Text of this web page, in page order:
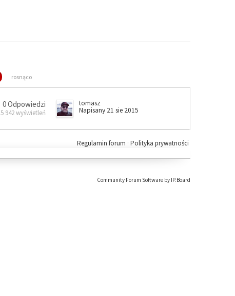
rosnąco
0 Odpowiedzi
5 942 wyświetleń
tomasz
Napisany 21 sie 2015
Polityka prywatności
Regulamin forum ·
Community Forum Software by IP.Board